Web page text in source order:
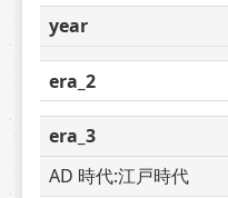
year
era_2
era_3
AD 時代:江戸時代